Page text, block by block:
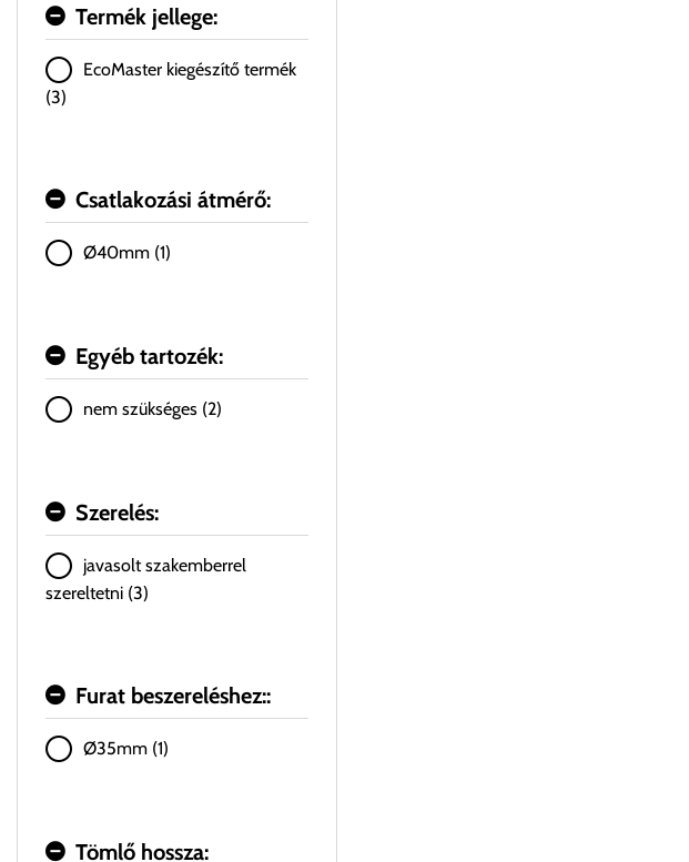
Termék jellege:
EcoMaster kiegészítő termék
(3)
Csatlakozási átmérő:
Ø40mm (1)
Egyéb tartozék:
nem szükséges (2)
Szerelés:
javasolt szakemberrel
szereltetni (3)
Furat beszereléshez::
Ø35mm (1)
Tömlő hossza: